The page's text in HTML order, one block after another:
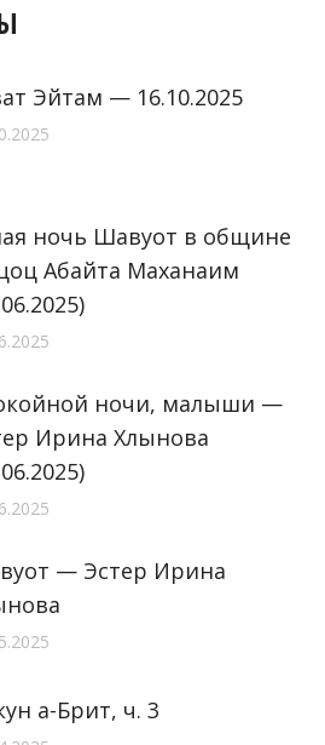
Эйтам — 16.10.2025
ночь Шавуот в общине
Абайта Маханаим
ночи, малыши —
Ирина Хлынова
— Эстер Ирина
а-Брит, ч. 3